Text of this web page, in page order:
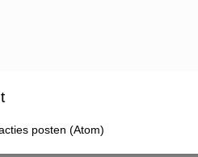
posten (Atom)